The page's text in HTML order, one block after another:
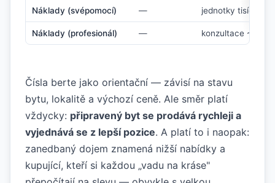
Náklady (svépomocí) — jednotky tisíc Kč
Náklady (profesionál) — konzultace ~3
Čísla berte jako orientační — závisí na stavu
bytu, lokalitě a výchozí ceně. Ale směr platí
vždycky: připravený byt se prodává rychleji a
vyjednává se z lepší pozice. A platí to i naopak:
zanedbaný dojem znamená nižší nabídky a
kupující, kteří si každou „vadu na kráse"